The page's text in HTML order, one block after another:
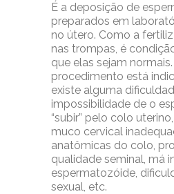
É a deposição de
preparados em
no útero. Como a
nas trompas, é
que elas sejam
procedimento está
existe alguma
impossibilidade de o
“subir” pelo colo
muco cervical
anatômicas do colo,
qualidade seminal, má
espermatozóide,
sexual, etc.